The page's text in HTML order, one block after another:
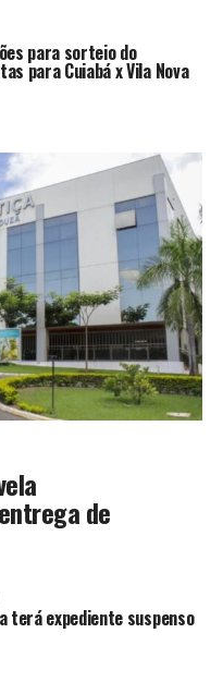
para sorteio do
para Cuiabá x Vila Nova
de
terá expediente suspenso